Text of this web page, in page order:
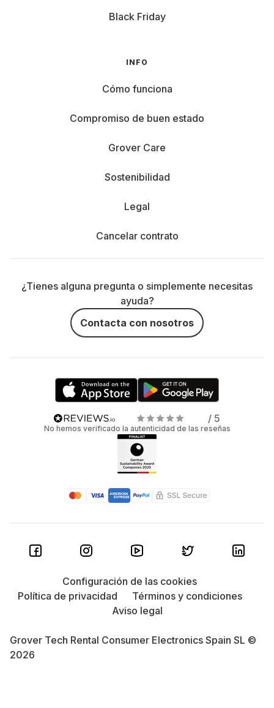
Black Friday
INFO
Cómo funciona
Compromiso de buen estado
Grover Care
Sostenibilidad
Legal
Cancelar contrato
¿Tienes alguna pregunta o simplemente necesitas
ayuda?
Contacta con nosotros
/ 5
No hemos verificado la autenticidad de las reseñas
Grover Tech Rental Consumer Electronics Spain SL ©
2026
Configuración de las cookies
Política de privacidad
Términos y condiciones
Aviso legal